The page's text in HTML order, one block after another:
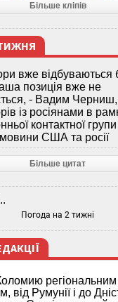
Більше кліпів
вже відбуваються
позиція вже не
- Вадим Черниш,
із росіянами в
контактної
США та росії
Більше цитат
Погода на 2 тижні
регіональним
від Румунії і до